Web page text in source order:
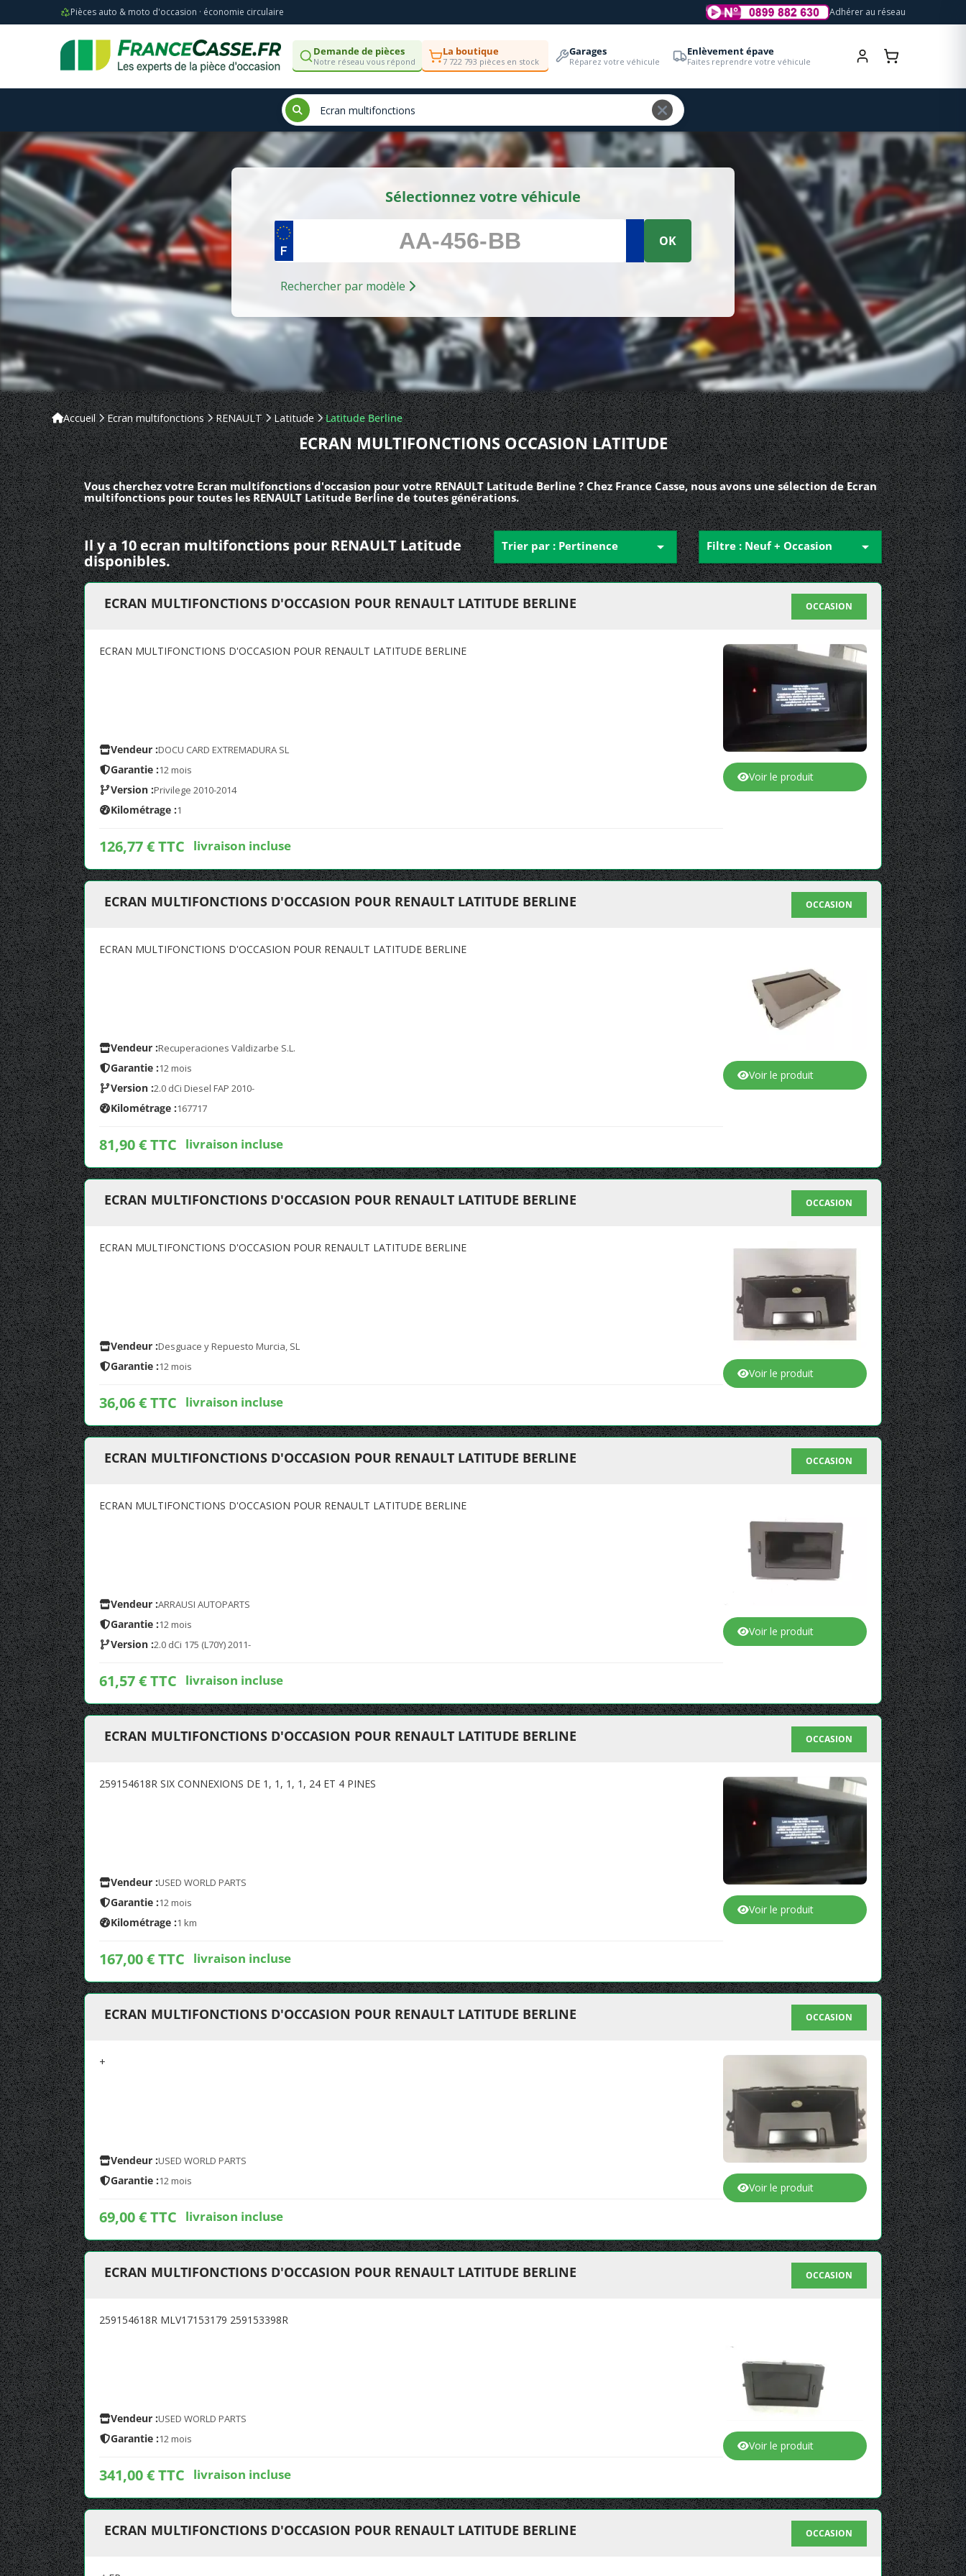
Pièces auto & moto d'occasion · économie circulaire Adhérer au réseau
Demande de pièces
Notre réseau vous répond
La boutique
7 722 793 pièces en stock
Garages
Réparez votre véhicule
Enlèvement épave
Faites reprendre votre véhicule
Sélectionnez votre véhicule
OK
Rechercher par modèle
Accueil Ecran multifonctions RENAULT Latitude Latitude Berline
ECRAN MULTIFONCTIONS OCCASION LATITUDE
Vous cherchez votre Ecran multifonctions d'occasion pour votre RENAULT Latitude Berline ? Chez France Casse, nous avons une sélection de Ecran
multifonctions pour toutes les RENAULT Latitude Berline de toutes générations.
Il y a 10 ecran multifonctions pour RENAULT Latitude
disponibles.
Trier par : Pertinence  Filtre : Neuf + Occasion 
ECRAN MULTIFONCTIONS D'OCCASION POUR RENAULT LATITUDE BERLINE OCCASION
ECRAN MULTIFONCTIONS D'OCCASION POUR RENAULT LATITUDE BERLINE
Vendeur :DOCU CARD EXTREMADURA SL
Garantie :12 mois
Version :Privilege 2010-2014
Kilométrage :1
126,77 € TTC livraison incluse
Voir le produit
ECRAN MULTIFONCTIONS D'OCCASION POUR RENAULT LATITUDE BERLINE OCCASION
ECRAN MULTIFONCTIONS D'OCCASION POUR RENAULT LATITUDE BERLINE
Vendeur :Recuperaciones Valdizarbe S.L.
Garantie :12 mois
Version :2.0 dCi Diesel FAP 2010-
Kilométrage :167717
81,90 € TTC livraison incluse
Voir le produit
ECRAN MULTIFONCTIONS D'OCCASION POUR RENAULT LATITUDE BERLINE OCCASION
ECRAN MULTIFONCTIONS D'OCCASION POUR RENAULT LATITUDE BERLINE
Vendeur :Desguace y Repuesto Murcia, SL
Garantie :12 mois
36,06 € TTC livraison incluse
Voir le produit
ECRAN MULTIFONCTIONS D'OCCASION POUR RENAULT LATITUDE BERLINE OCCASION
ECRAN MULTIFONCTIONS D'OCCASION POUR RENAULT LATITUDE BERLINE
Vendeur :ARRAUSI AUTOPARTS
Garantie :12 mois
Version :2.0 dCi 175 (L70Y) 2011-
61,57 € TTC livraison incluse
Voir le produit
ECRAN MULTIFONCTIONS D'OCCASION POUR RENAULT LATITUDE BERLINE OCCASION
259154618R SIX CONNEXIONS DE 1, 1, 1, 1, 24 ET 4 PINES
Vendeur :USED WORLD PARTS
Garantie :12 mois
Kilométrage :1 km
167,00 € TTC livraison incluse
Voir le produit
ECRAN MULTIFONCTIONS D'OCCASION POUR RENAULT LATITUDE BERLINE OCCASION
+
Vendeur :USED WORLD PARTS
Garantie :12 mois
69,00 € TTC livraison incluse
Voir le produit
ECRAN MULTIFONCTIONS D'OCCASION POUR RENAULT LATITUDE BERLINE OCCASION
259154618R MLV17153179 259153398R
Vendeur :USED WORLD PARTS
Garantie :12 mois
341,00 € TTC livraison incluse
Voir le produit
ECRAN MULTIFONCTIONS D'OCCASION POUR RENAULT LATITUDE BERLINE OCCASION